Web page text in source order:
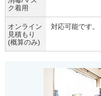
ク着用
オンライン
見積もり
(概算のみ)
対応可能です。